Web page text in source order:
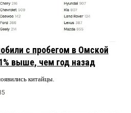
с пробегом в Омской
выше, чем год назад
китайцы.